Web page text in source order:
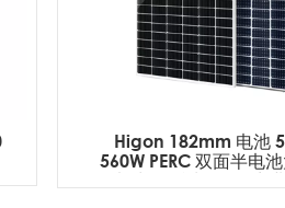
Higon 182mm 电池
560W PERC 双面半电
电池板，适用于工商业